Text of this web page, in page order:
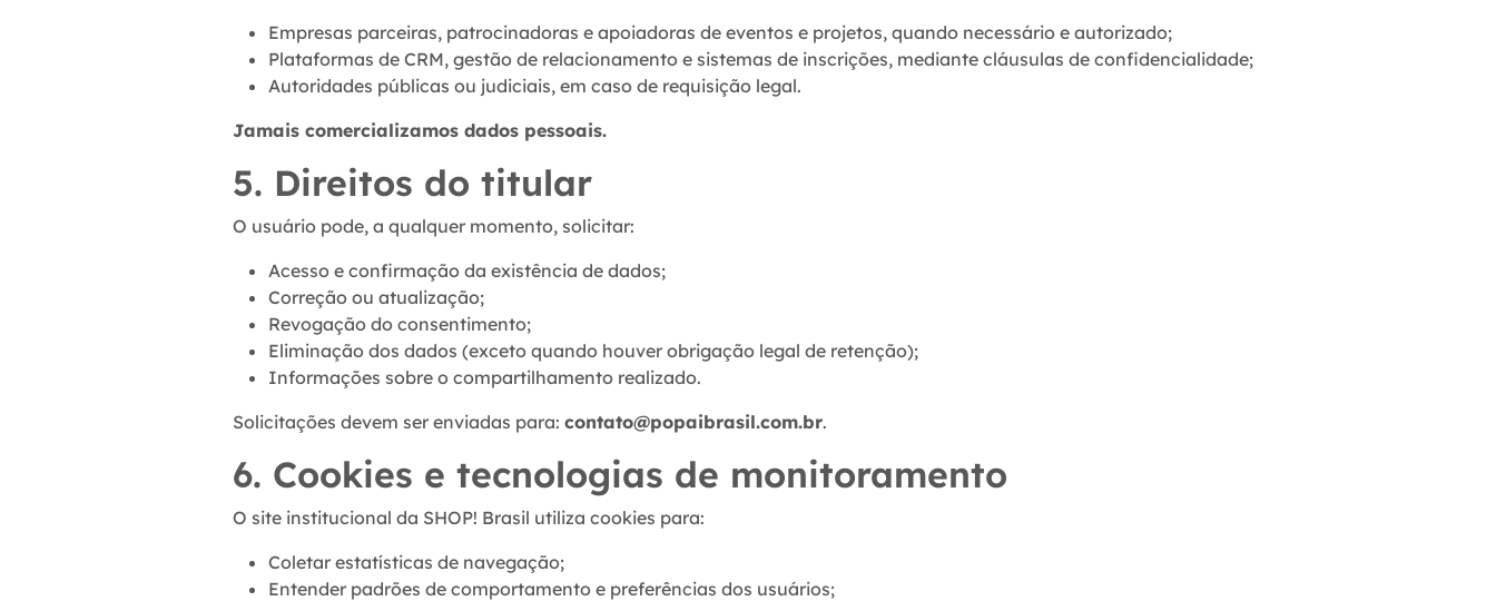
Empresas parceiras, patrocinadoras e apoiadoras de eventos e projetos, quando necessário e autorizado;
Plataformas de CRM, gestão de relacionamento e sistemas de inscrições, mediante cláusulas de confidencialidade;
Autoridades públicas ou judiciais, em caso de requisição legal.
Jamais comercializamos dados pessoais.
5. Direitos do titular
O usuário pode, a qualquer momento, solicitar:
Acesso e confirmação da existência de dados;
Correção ou atualização;
Revogação do consentimento;
Eliminação dos dados (exceto quando houver obrigação legal de retenção);
Informações sobre o compartilhamento realizado.
Solicitações devem ser enviadas para: contato@popaibrasil.com.br.
6. Cookies e tecnologias de monitoramento
O site institucional da SHOP! Brasil utiliza cookies para:
Coletar estatísticas de navegação;
Entender padrões de comportamento e preferências dos usuários;